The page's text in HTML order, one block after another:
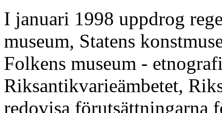
I januari 1998 uppdrog
museum, Statens
Folkens museum -
Riksantikvarieämbetet,
redovisa förutsättningarna